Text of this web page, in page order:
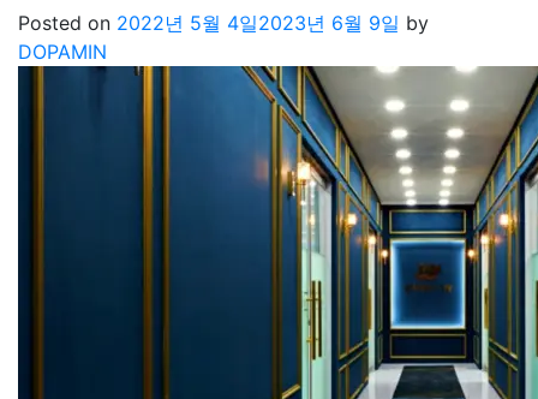
Posted on 2022년 5월 4일2023년 6월 9일 by
DOPAMIN